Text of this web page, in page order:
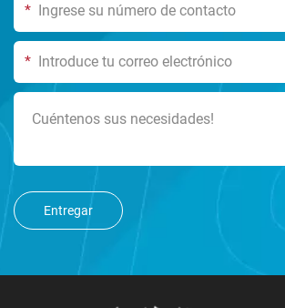
*
*
Entregar